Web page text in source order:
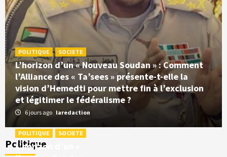
POLITIQUE SOCIETE
L’horizon d’un « Nouveau Soudan » : Comment
l’Alliance des « Ta’sees » présente-t-elle la
vision d’Hemedti pour mettre fin à l’exclusion
et légitimer le fédéralisme ?
6 jours ago laredaction
Politique
POLITIQUE SOCIETE
L’horizon d’un «